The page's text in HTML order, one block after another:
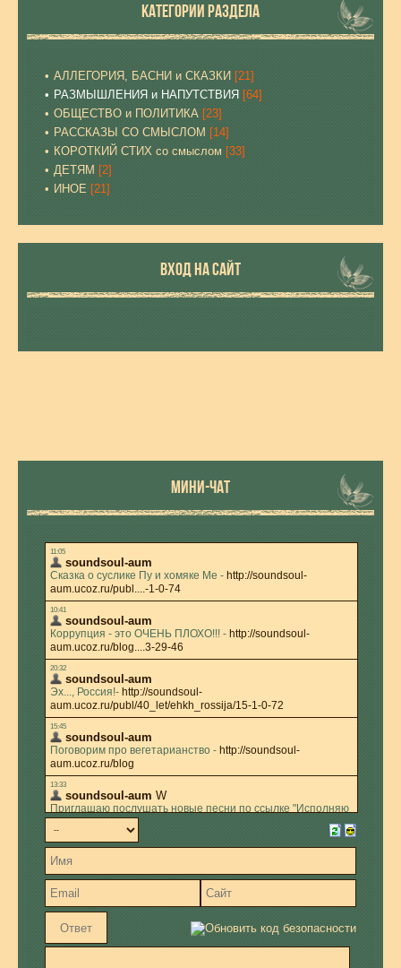
КАТЕГОРИИ РАЗДЕЛА
АЛЛЕГОРИЯ, БАСНИ и СКАЗКИ [21]
РАЗМЫШЛЕНИЯ и НАПУТСТВИЯ [64]
ОБЩЕСТВО и ПОЛИТИКА [23]
РАССКАЗЫ СО СМЫСЛОМ [14]
КОРОТКИЙ СТИХ со смыслом [33]
ДЕТЯМ [2]
ИНОЕ [21]
ВХОД НА САЙТ
МИНИ-ЧАТ